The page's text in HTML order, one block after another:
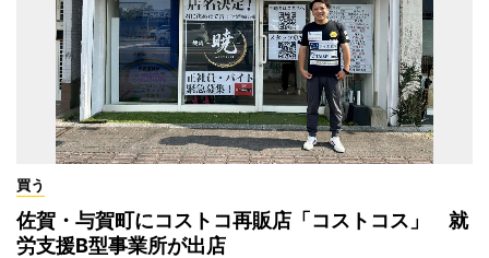
買う
佐賀・与賀町にコストコ再販店「コストコス」 就
労支援B型事業所が出店